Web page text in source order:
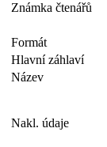
Známka čtenářů
Formát
Hlavní záhlaví
Název
Nakl. údaje